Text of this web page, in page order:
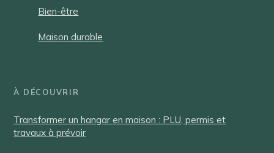
Bien-être
Maison durable
À DÉCOUVRIR
Transformer un hangar en maison : PLU, permis et
travaux à prévoir